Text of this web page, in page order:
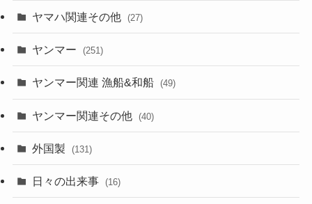
ヤマハ関連その他 (27)
ヤンマー (251)
ヤンマー関連 漁船&和船 (49)
ヤンマー関連その他 (40)
外国製 (131)
日々の出来事 (16)